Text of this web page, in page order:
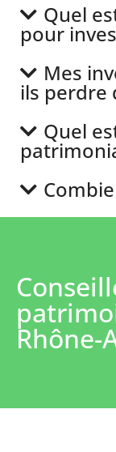
Quel
pour
Mes
ils perdre
Quel
Rhône-